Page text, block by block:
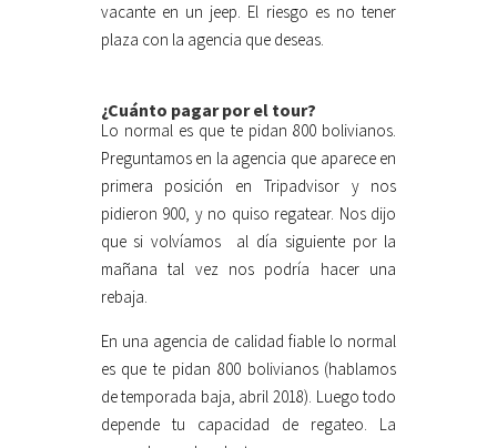
vacante en un jeep. El riesgo es no tener
plaza con la agencia que deseas.
¿Cuánto pagar por el tour?
Lo normal es que te pidan 800 bolivianos.
Preguntamos en la agencia que aparece en
primera posición en Tripadvisor y nos
pidieron 900, y no quiso regatear. Nos dijo
que si volvíamos al día siguiente por la
mañana tal vez nos podría hacer una
rebaja.
En una agencia de calidad fiable lo normal
es que te pidan 800 bolivianos (hablamos
de temporada baja, abril 2018). Luego todo
depende tu capacidad de regateo. La